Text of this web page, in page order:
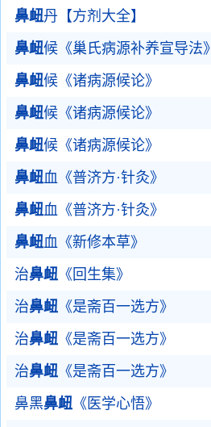
鼻衄丹【方剂大全】
鼻衄候《巢氏病源补养宣导法》
鼻衄候《诸病源候论》
鼻衄候《诸病源候论》
鼻衄候《诸病源候论》
鼻衄血《普济方·针灸》
鼻衄血《普济方·针灸》
鼻衄血《新修本草》
治鼻衄 《回生集》
治鼻衄 《是斋百一选方》
治鼻衄 《是斋百一选方》
治鼻衄 《是斋百一选方》
鼻黑鼻衄 《医学心悟》